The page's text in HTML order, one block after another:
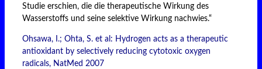
Studie erschien, die die therapeutische Wirkung des
Wasserstoffs und seine selektive Wirkung nachwies.“
Ohsawa, I.; Ohta, S. et al: Hydrogen acts as a therapeutic
antioxidant by selectively reducing cytotoxic oxygen
radicals, NatMed 2007